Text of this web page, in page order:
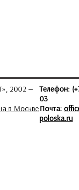
2002 —
в Москве
Телефон:
03
Почта:
poloska.ru